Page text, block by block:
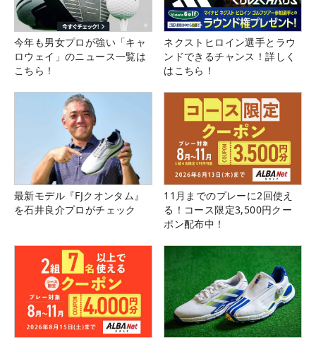
今年も男女プロが強い「キャ
ロウェイ」のニュース一覧は
こちら！
ネクストヒロイン選手とラウ
ンドできるチャンス！詳しく
はこちら！
最新モデル『FJクオンタム』
を石井良介プロがチェック
11月までのプレーに2回使え
る！コース限定3,500円クー
ポン配布中！